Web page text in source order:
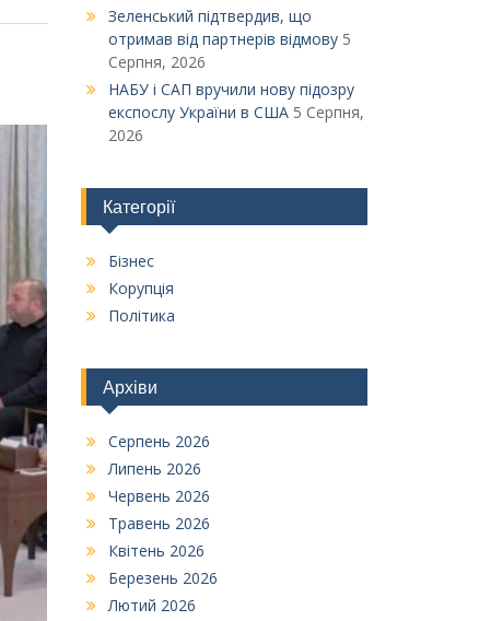
Зеленський підтвердив, що
отримав від партнерів відмову 5
Серпня, 2026
НАБУ і САП вручили нову підозру
експослу України в США 5 Серпня,
2026
Категорії
Бізнес
Корупція
Політика
Архіви
Серпень 2026
Липень 2026
Червень 2026
Травень 2026
Квітень 2026
Березень 2026
Лютий 2026